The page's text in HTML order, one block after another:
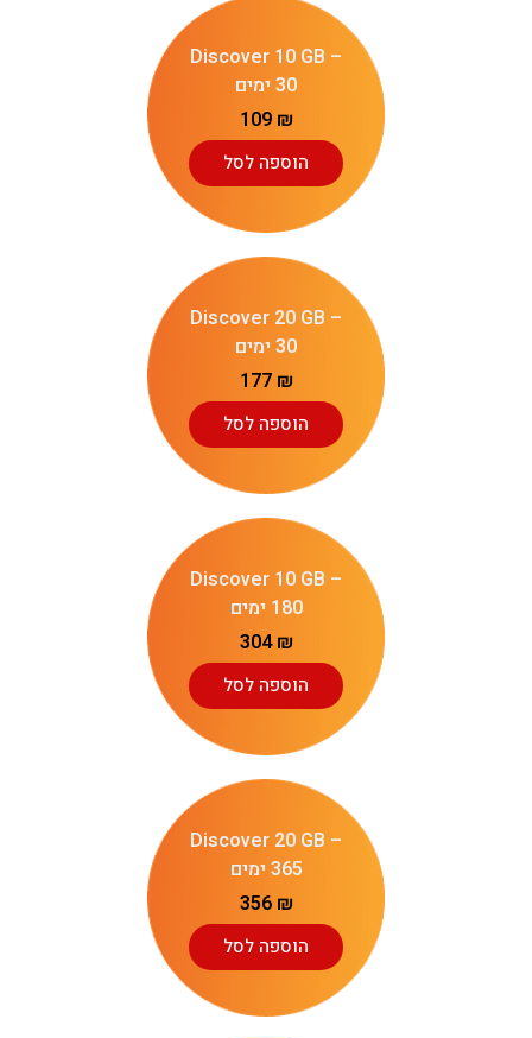
Discover 10 GB –
30 ימים
109 ₪
הוספה לסל
Discover 20 GB –
30 ימים
177 ₪
הוספה לסל
Discover 10 GB –
180 ימים
304₪
הוספה לסל
Discover 20 GB –
365 ימים
356 ₪
הוספה לסל